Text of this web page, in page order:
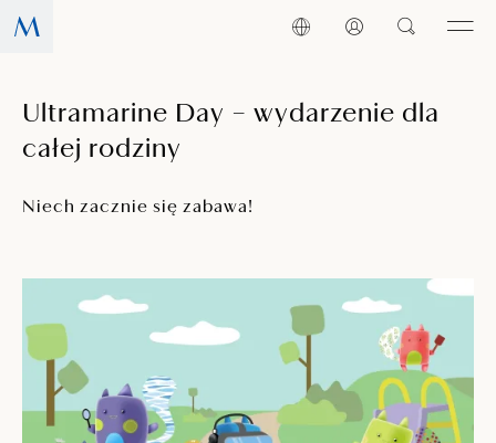
Ultramarine Day – wydarzenie dla
całej rodziny
Niech zacznie się zabawa!